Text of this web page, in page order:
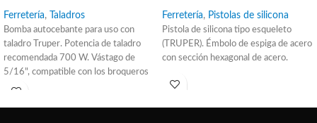
Ferretería, Taladros
Bomba autocebante para uso con
taladro Truper. Potencia de taladro
recomendada 700 W. Vástago de
5/16", compatible con los broqueros
comunes. Se acciona con un taladro o
Ferretería, Pistolas de silicona
Pistola de silicona tipo esqueleto
(TRUPER). Émbolo de espiga de acero
con sección hexagonal de acero.